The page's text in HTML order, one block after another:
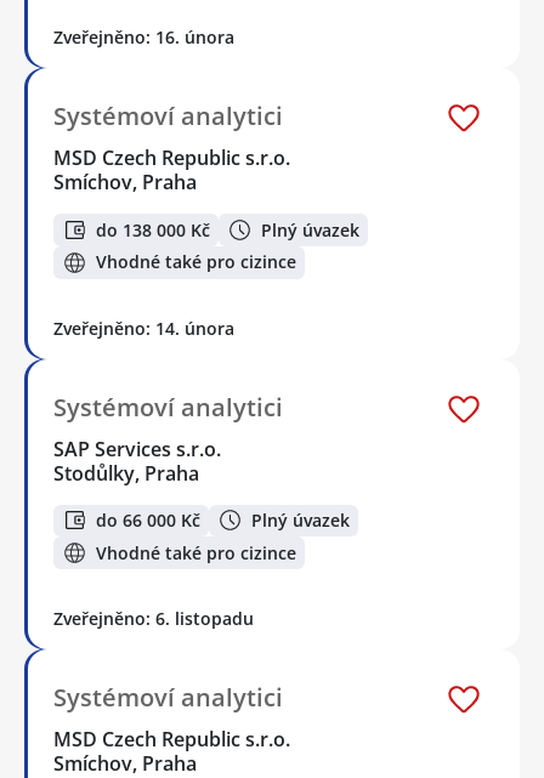
Zveřejněno: 16. února
Systémoví analytici
MSD Czech Republic s.r.o.
Smíchov, Praha
do 138 000 Kč
Plný úvazek
Vhodné také pro cizince
Zveřejněno: 14. února
Systémoví analytici
SAP Services s.r.o.
Stodůlky, Praha
do 66 000 Kč
Plný úvazek
Vhodné také pro cizince
Zveřejněno: 6. listopadu
Systémoví analytici
MSD Czech Republic s.r.o.
Smíchov, Praha